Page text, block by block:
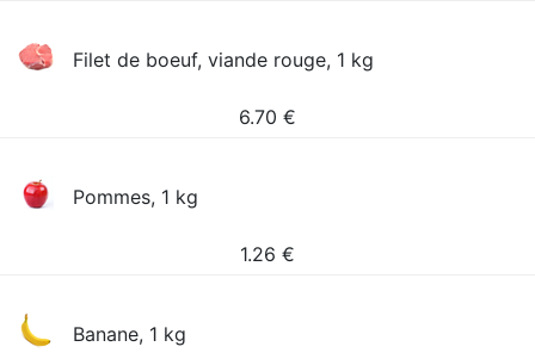
Filet de boeuf, viande rouge, 1 kg
6.70 €
Pommes, 1 kg
1.26 €
Banane, 1 kg